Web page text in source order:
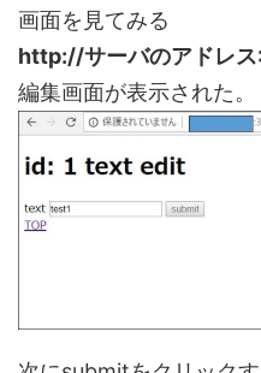
画面を見てみる
http://サーバのアドレ
編集画面が表示された。